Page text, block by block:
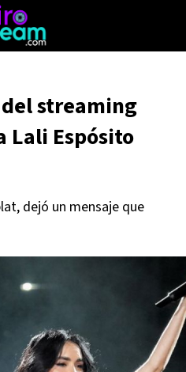
streaming
Lali Espósito
dejó un mensaje que